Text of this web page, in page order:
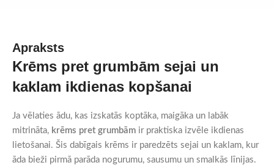
Apraksts
Krēms pret grumbām sejai un
kaklam ikdienas kopšanai
Ja vēlaties ādu, kas izskatās koptāka, maigāka un labāk
mitrināta, krēms pret grumbām ir praktiska izvēle ikdienas
lietošanai. Šis dabīgais krēms ir paredzēts sejai un kaklam, kur
āda bieži pirmā parāda nogurumu, sausumu un smalkās līnijas.